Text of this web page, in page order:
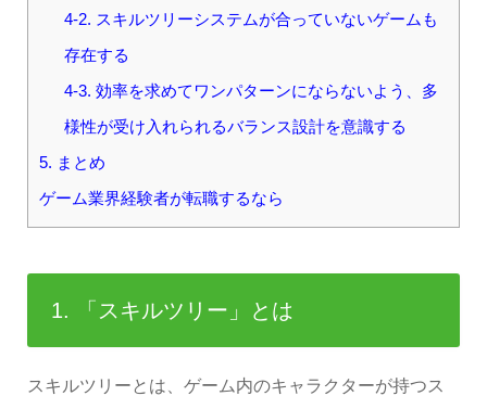
4-2. スキルツリーシステムが合っていないゲームも
存在する
4-3. 効率を求めてワンパターンにならないよう、多
様性が受け入れられるバランス設計を意識する
5. まとめ
ゲーム業界経験者が転職するなら
1. 「スキルツリー」とは
スキルツリーとは、ゲーム内のキャラクターが持つス